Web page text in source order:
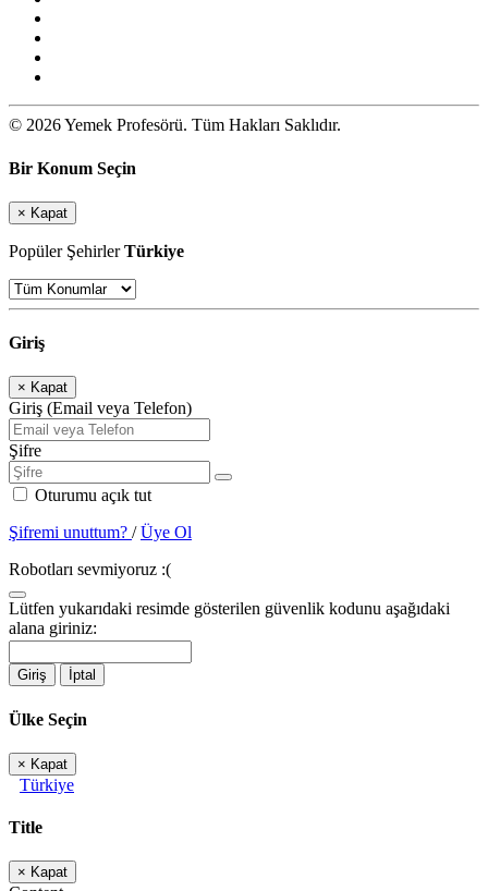
© 2026 Yemek Profesörü. Tüm Hakları Saklıdır.
Bir Konum Seçin
× Kapat
Popüler ŞehirlerTürkiye
Giriş
× Kapat
Giriş (Email veya Telefon)
Şifre
Oturumu açık tut
Şifremi unuttum? /Üye Ol
Robotları sevmiyoruz :(
Lütfen yukarıdaki resimde gösterilen güvenlik kodunu aşağıdaki
alana giriniz:
Giriş İptal
Ülke Seçin
× Kapat
Türkiye
Title
× Kapat